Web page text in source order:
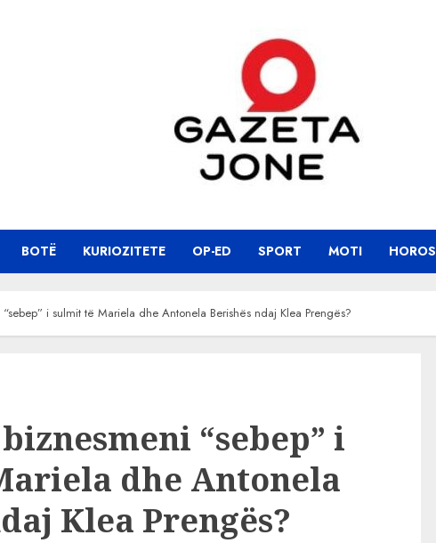
BOTË KURIOZITETE OP-ED SPORT MOTI
i sulmit të Mariela dhe Antonela Berishës ndaj Klea Prengës?
“sebep” i
dhe Antonela
Klea Prengës?